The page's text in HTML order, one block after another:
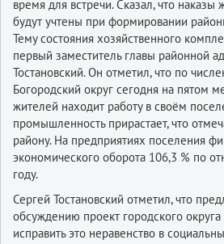
время для встречи. Сказал, что наказы
будут учтены при формировании
Тему состояния хозяйственного
первый заместитель главы районной
Тостановский. Он отметил, что по
Богородский округ сегодня на пятом
жителей находит работу в своём
промышленность прирастает, что
району. На предприятиях поселения
экономического оборота 106,3 % по
году.
Сергей Тостановский отметил, что
обсуждению проект городского округа
исправить это неравенство в